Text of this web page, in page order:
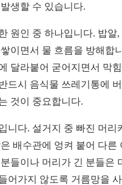
생할 수 있습니다.
원인 중 하나입니다. 밥알,
이면서 물 흐름을 방해합
달라붙어 굳어지면서 막
드시 음식물 쓰레기통에
것이 중요합니다.
니다. 설거지 중 빠진 머리
배수관에 엉켜 붙어 다른
들이나 머리가 긴 분들은
어가지 않도록 거름망을